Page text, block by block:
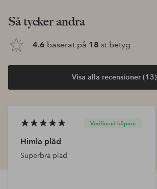
Så tycker andra
4.6 baserat på 18 st betyg
Visa alla recensioner (13)
Verifierad köpare
Himla pläd
Superbra pläd